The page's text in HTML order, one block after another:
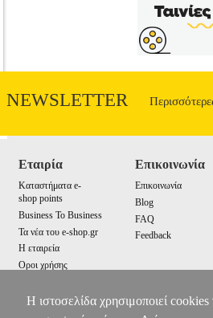
NEWSLETTER
Εταιρία
Καταστήματα e-
shop points
Business To Business
Τα νέα του e-shop.gr
Η εταιρεία
Οροι χρήσης
Επικοινωνία
Επικοινωνία
Blog
FAQ
Feedback
Η ιστοσελίδα χρησιμοποιεί